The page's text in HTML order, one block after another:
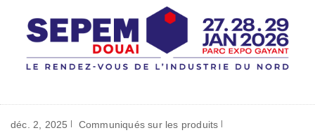
déc. 2, 2025 Communiqués sur les produits